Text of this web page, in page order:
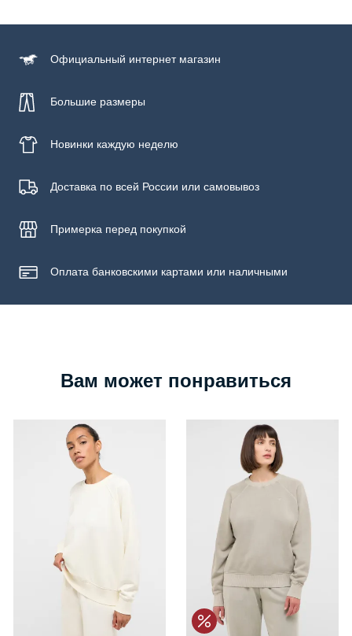
Официальный интернет магазин
Большие размеры
Новинки каждую неделю
Доставка по всей России или самовывоз
Примерка перед покупкой
Оплата банковскими картами или наличными
Вам может понравиться